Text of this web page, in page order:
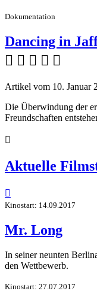
Dokumentation
Dancing in
    
Artikel vom 10. Januar
Die Überwindung der
Freundschaften

Aktuelle

Kinostart: 14.09.2017
Mr. Long
In seiner neunten
den Wettbewerb.
Kinostart: 27.07.2017